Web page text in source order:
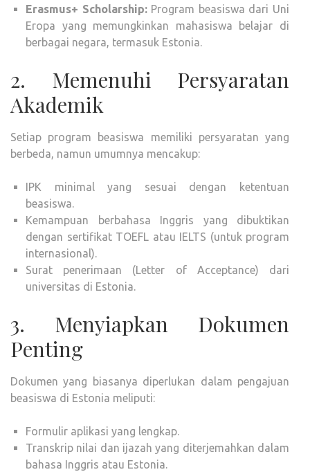
Erasmus+ Scholarship:Program beasiswa dari Uni
Eropa yang memungkinkan mahasiswa belajar di
berbagai negara, termasuk Estonia.
2. Memenuhi Persyaratan
Akademik
Setiap program beasiswa memiliki persyaratan yang
berbeda, namun umumnya mencakup:
IPK minimal yang sesuai dengan ketentuan
beasiswa.
Kemampuan berbahasa Inggris yang dibuktikan
dengan sertifikat TOEFL atau IELTS (untuk program
internasional).
Surat penerimaan (Letter of Acceptance) dari
universitas di Estonia.
3. Menyiapkan Dokumen
Penting
Dokumen yang biasanya diperlukan dalam pengajuan
beasiswa di Estonia meliputi:
Formulir aplikasi yang lengkap.
Transkrip nilai dan ijazah yang diterjemahkan dalam
bahasa Inggris atau Estonia.